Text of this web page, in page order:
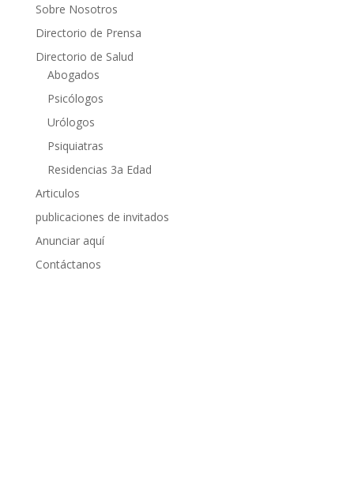
Sobre Nosotros
Directorio de Prensa
Directorio de Salud
Abogados
Psicólogos
Urólogos
Psiquiatras
Residencias 3a Edad
Articulos
publicaciones de invitados
Anunciar aquí
Contáctanos